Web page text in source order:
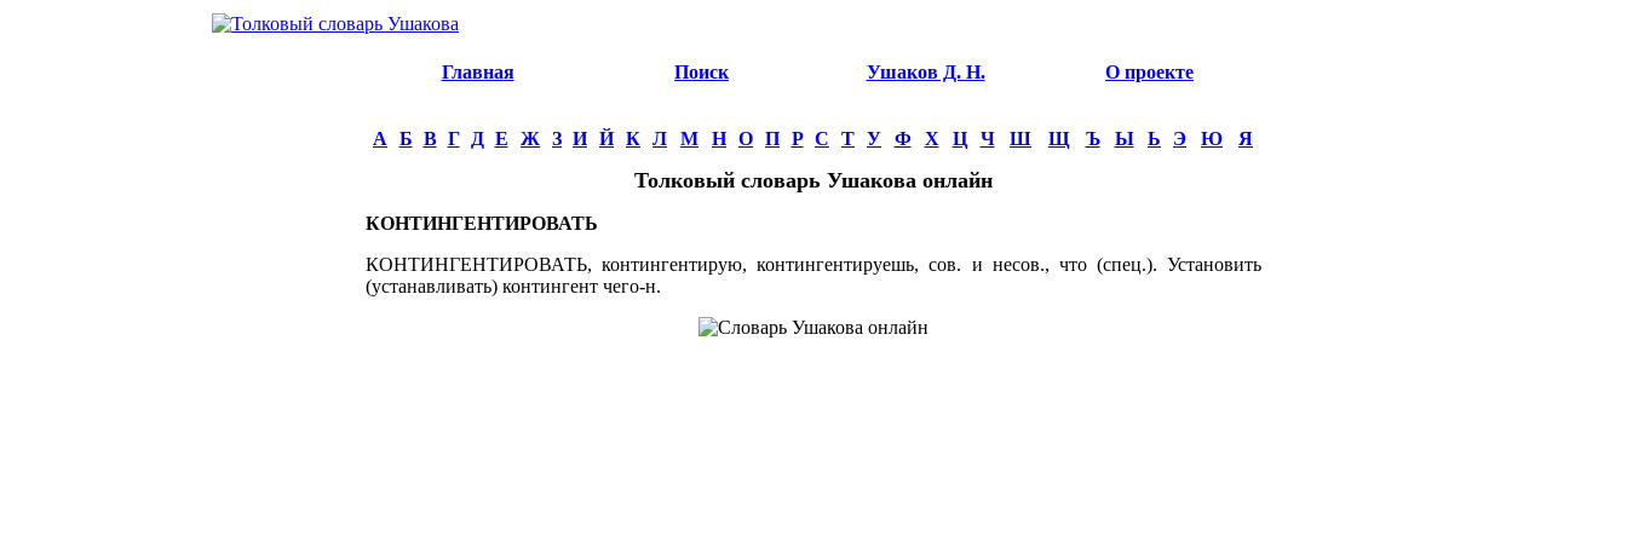
Главная Поиск Ушаков Д. Н. О проекте
А Б В Г Д Е Ж З И Й К Л М Н О П Р С Т У Ф Х Ц Ч Ш Щ Ъ Ы Ь Э Ю Я
Толковый словарь Ушакова онлайн
КОНТИНГЕНТИРОВАТЬ
КОНТИНГЕНТИРОВАТЬ, контингентирую, контингентируешь, сов. и несов., что (спец.). Установить
(устанавливать) контингент чего-н.